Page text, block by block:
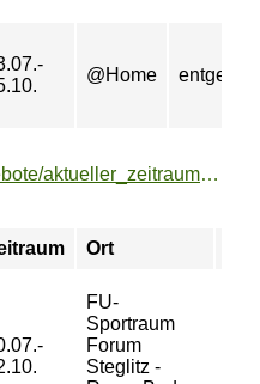
@Home
https://www.fu-sport.de/angebote/aktueller_zeitraum/_Pilates.html
Ort
FU-
Sportraum
Forum
Steglitz -